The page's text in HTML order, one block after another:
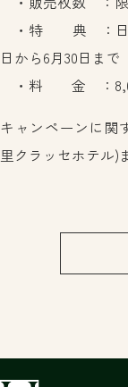
・特 典 ：日帰
日から6月30日まで
・料 金 ：
キャンペーンに関
里クラッセホテル)